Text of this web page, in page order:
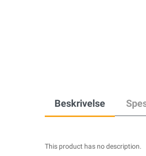
Beskrivelse
This product has no description.